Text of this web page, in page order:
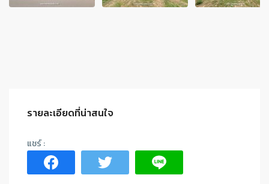
รายละเอียดที่น่าสนใจ